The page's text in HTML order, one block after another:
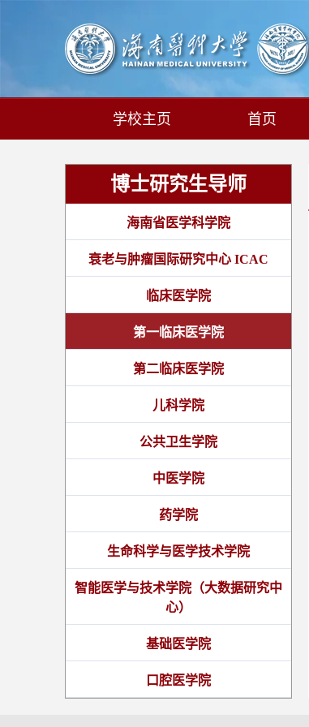
学校主页 首页
博士研究生导师
海南省医学科学院
衰老与肿瘤国际研究中心 ICAC
临床医学院
第一临床医学院
第二临床医学院
儿科学院
公共卫生学院
中医学院
药学院
生命科学与医学技术学院
智能医学与技术学院（大数据研究中
心）
基础医学院
口腔医学院